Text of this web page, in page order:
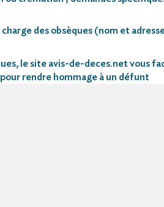
des obsèques (nom et
le site avis-de-deces.net vous
rendre hommage à un défunt